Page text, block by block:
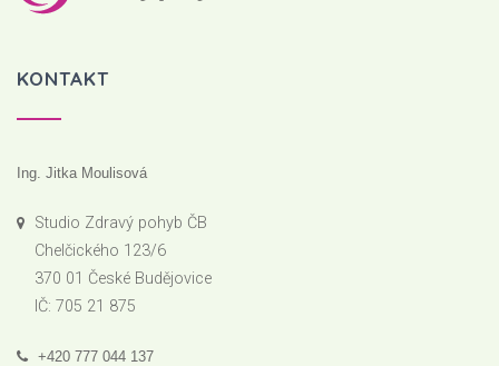
KONTAKT
Ing. Jitka Moulisová
Studio Zdravý pohyb ČB
Chelčického 123/6
370 01 České Budějovice
IČ: 705 21 875
+420 777 044 137